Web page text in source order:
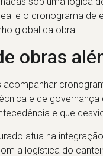
e o cronograma de
global da obra.
obras
acompanhar
e de
e que
atua na
a logística do